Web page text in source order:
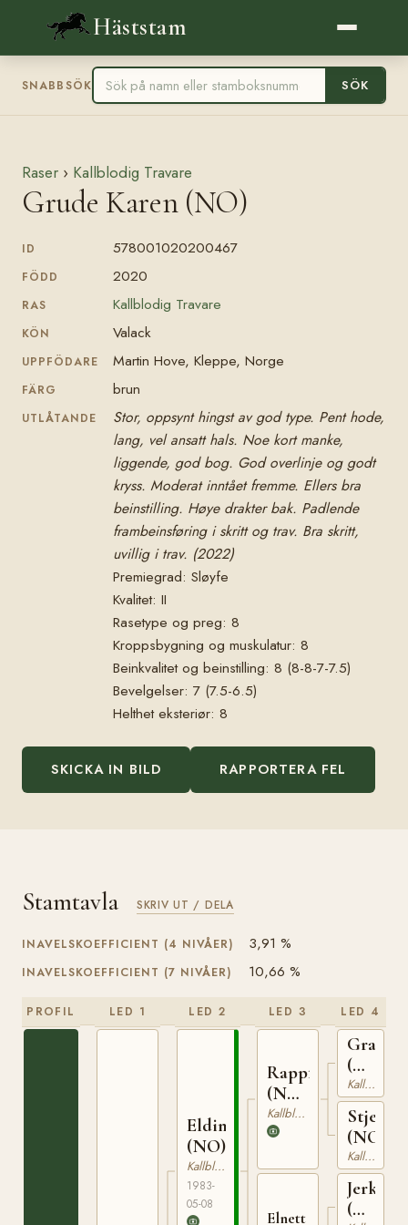
Häststam
SNABBSÖK SÖK
Raser › Kallblodig Travare
Grude Karen (NO)
ID 578001020200467
FÖDD 2020
RAS Kallblodig Travare
KÖN Valack
UPPFÖDARE Martin Hove, Kleppe, Norge
FÄRG brun
UTLÅTANDE
Stor, oppsynt hingst av god type. Pent hode,
lang, vel ansatt hals. Noe kort manke,
liggende, god bog. God overlinje og godt
kryss. Moderat inntået fremme. Ellers bra
beinstilling. Høye drakter bak. Padlende
frambeinsføring i skritt og trav. Bra skritt,
uvillig i trav. (2022)
Premiegrad: Sløyfe
Kvalitet: II
Rasetype og preg: 8
Kroppsbygning og muskulatur: 8
Beinkvalitet og beinstilling: 8 (8-8-7-7.5)
Bevelgelser: 7 (7.5-6.5)
Helthet eksteriør: 8
SKICKA IN BILD RAPPORTERA FEL
Stamtavla SKRIV UT / DELA
INAVELSKOEFFICIENT (4 NIVÅER) 3,91 %
INAVELSKOEFFICIENT (7 NIVÅER) 10,66 %
PROFIL LED 1 LED 2
Elding
(NO)
Kallblodig Travare
1983-
05-08
LED 3
Rappfot
(NO)
NT
75
Kallblodig Travare
Elnett
LED 4
(NO)
NT
52
Kallblodig Travare
(NO)
Kallblodig Travare
Jerker
(NO)